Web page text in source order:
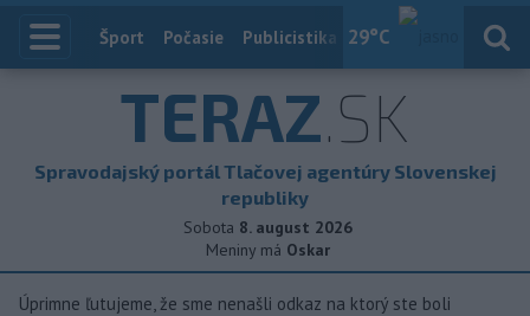
29°C
Index
Šport Počasie Publicistika Slovensko
TERAZ.SK
Spravodajský portál Tlačovej agentúry Slovenskej
republiky
Sobota 8. august 2026
Meniny má Oskar
Úprimne ľutujeme, že sme nenašli odkaz na ktorý ste boli